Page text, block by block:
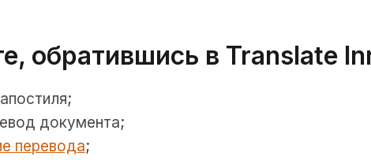
обратившись в Translate
документа;
перевода;